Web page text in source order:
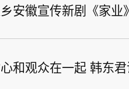
安徽宣传新剧《家业
和观众在一起 韩东